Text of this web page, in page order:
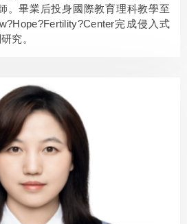
。畢業后投身國際教育理科教學至
完成侵入式
究。